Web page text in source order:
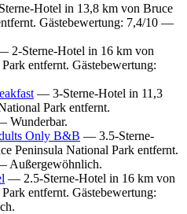
Hotel in 13,8 km von Bruce
Gästebewertung: 7,4/10 —
2-Sterne-Hotel in 16 km von
entfernt. Gästebewertung:
— 3-Sterne-Hotel in 11,3
Park entfernt.
Wunderbar.
Only B&B — 3.5-Sterne-
Peninsula National Park entfernt.
Außergewöhnlich.
— 2.5-Sterne-Hotel in 16 km von
entfernt. Gästebewertung: